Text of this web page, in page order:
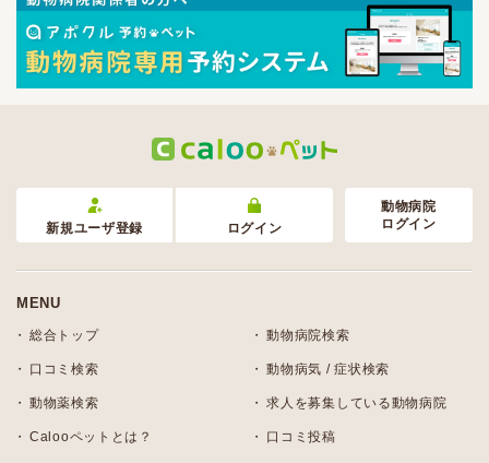
新規ユーザ登録 ログイン
動物病院
ログイン
MENU
総合トップ 動物病院検索
口コミ検索 動物病気 / 症状検索
動物薬検索 求人を募集している動物病院
Calooペットとは？ 口コミ投稿